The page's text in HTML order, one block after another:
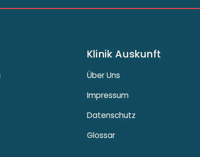
Klinik Auskunft
Über Uns
Impressum
Datenschutz
Glossar